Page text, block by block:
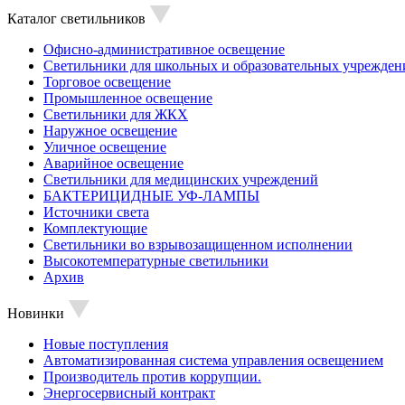
Каталог светильников
Офисно-административное освещение
Светильники для школьных и образовательных
Торговое освещение
Промышленное освещение
Светильники для ЖКХ
Наружное освещение
Уличное освещение
Аварийное освещение
Светильники для медицинских учреждений
БАКТЕРИЦИДНЫЕ УФ-ЛАМПЫ
Источники света
Комплектующие
Светильники во взрывозащищенном исполнении
Высокотемпературные светильники
Архив
Новинки
Новые поступления
Автоматизированная система управления освещением
Производитель против коррупции.
Энергосервисный контракт